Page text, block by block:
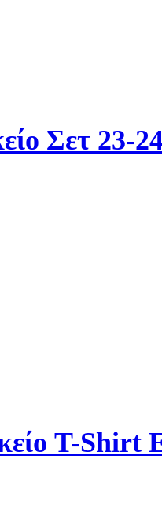
Σετ 23-
T-